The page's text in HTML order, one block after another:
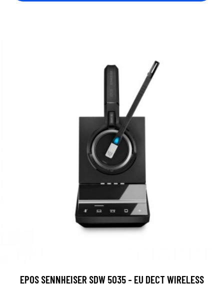
EPOS SENNHEISER SDW 5035 - EU DECT WIRELESS